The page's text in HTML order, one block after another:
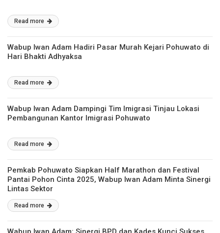
Read more
Wabup Iwan Adam Hadiri Pasar Murah Kejari Pohuwato di
Hari Bhakti Adhyaksa
Read more
Wabup Iwan Adam Dampingi Tim Imigrasi Tinjau Lokasi
Pembangunan Kantor Imigrasi Pohuwato
Read more
Pemkab Pohuwato Siapkan Half Marathon dan Festival
Pantai Pohon Cinta 2025, Wabup Iwan Adam Minta Sinergi
Lintas Sektor
Read more